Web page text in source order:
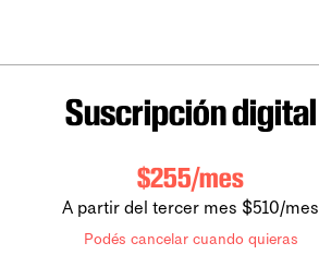
Suscripción digital
$255/mes
A partir del tercer mes $510/mes
Podés cancelar cuando quieras